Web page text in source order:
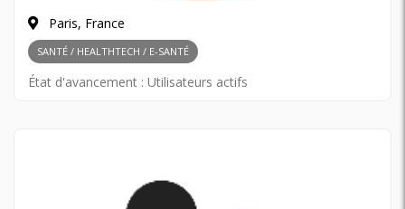
Paris, France
SANTÉ / HEALTHTECH / E-SANTÉ
État d'avancement : Utilisateurs actifs